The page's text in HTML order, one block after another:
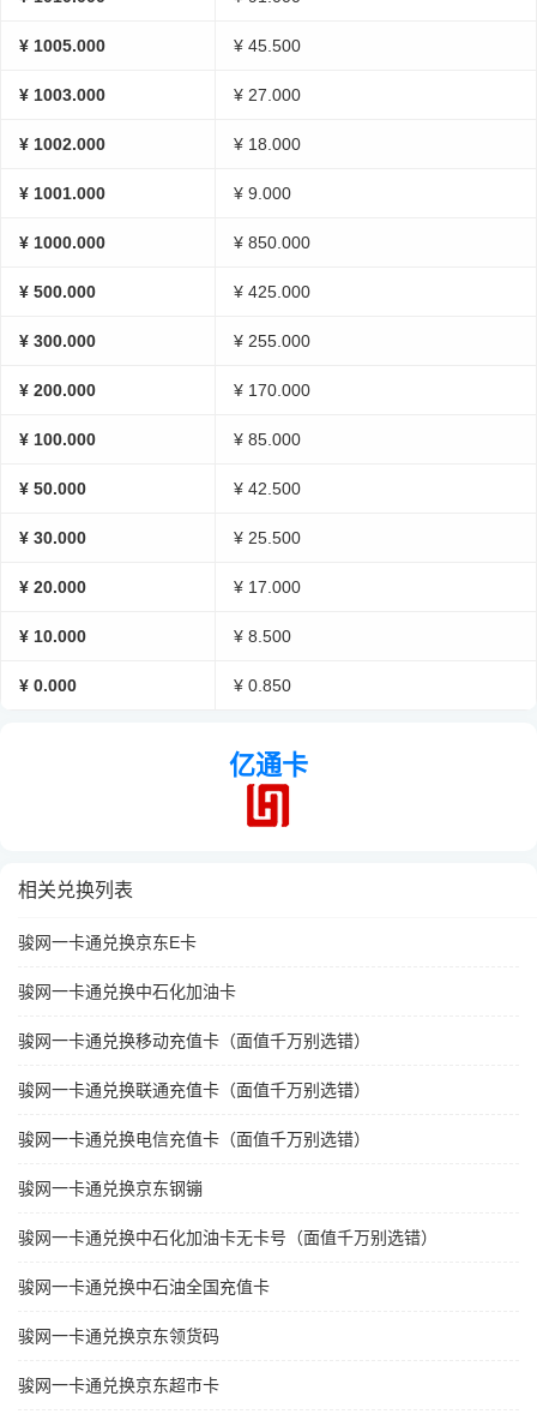
¥ 1005.000 ¥ 45.500
¥ 1003.000 ¥ 27.000
¥ 1002.000 ¥ 18.000
¥ 1001.000 ¥ 9.000
¥ 1000.000 ¥ 850.000
¥ 500.000 ¥ 425.000
¥ 300.000 ¥ 255.000
¥ 200.000 ¥ 170.000
¥ 100.000 ¥ 85.000
¥ 50.000 ¥ 42.500
¥ 30.000 ¥ 25.500
¥ 20.000 ¥ 17.000
¥ 10.000 ¥ 8.500
¥ 0.000 ¥ 0.850
亿通卡
相关兑换列表
骏网一卡通兑换京东E卡
骏网一卡通兑换中石化加油卡
骏网一卡通兑换移动充值卡（面值千万别选错）
骏网一卡通兑换联通充值卡（面值千万别选错）
骏网一卡通兑换电信充值卡（面值千万别选错）
骏网一卡通兑换京东钢镚
骏网一卡通兑换中石化加油卡无卡号（面值千万别选错）
骏网一卡通兑换中石油全国充值卡
骏网一卡通兑换京东领货码
骏网一卡通兑换京东超市卡